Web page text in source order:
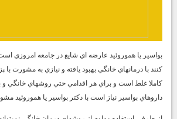
بواسير يا هموروئيد عارضه اي شايع در جامعه امروزي
كنند با درمانهاي خانگي بهبود يافته و نيازي به مشورت
كاملا غلط است و براي هر اقدامي حتي روشهاي خانگي و
داروهاي بواسير نياز است با دكتر بواسير يا هموروئيد